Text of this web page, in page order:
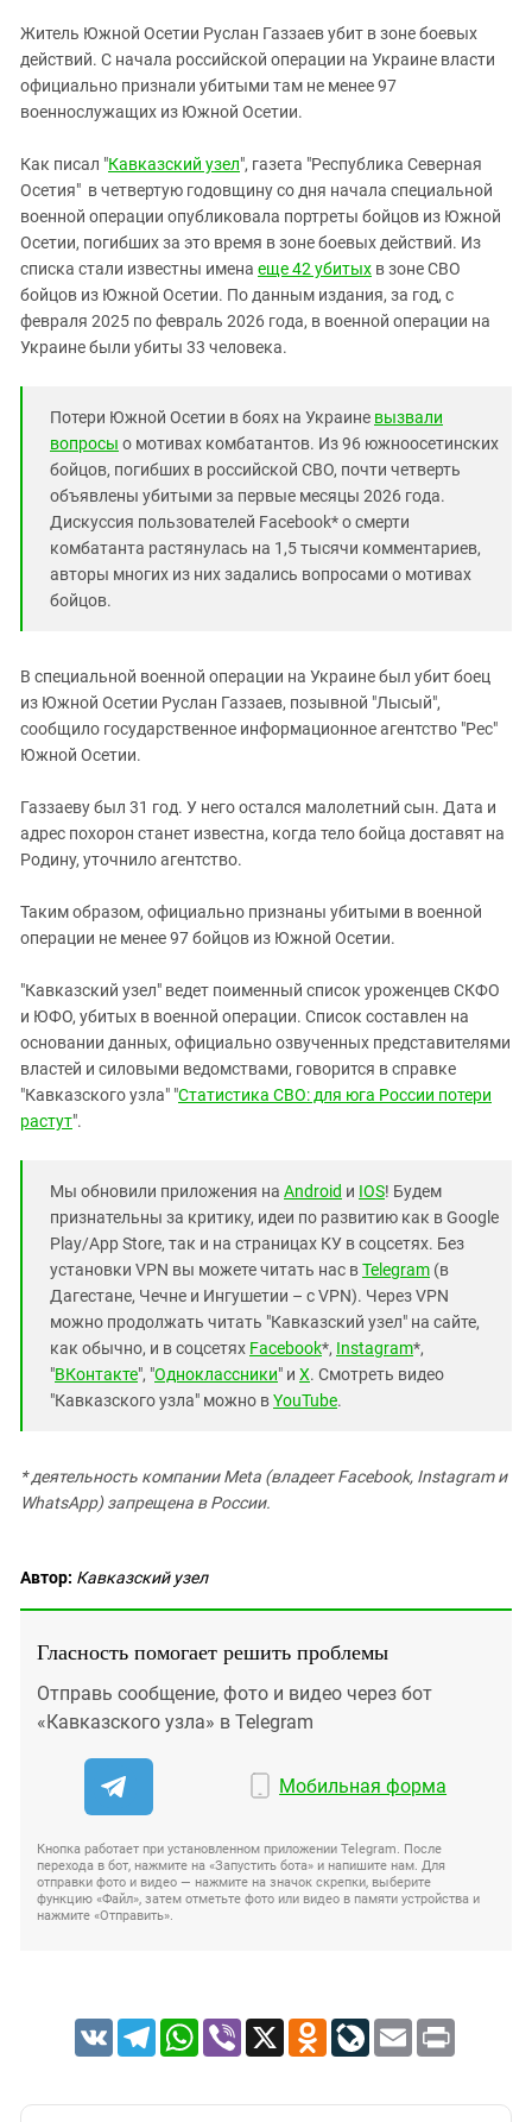
КАВКАЗ ЗА ПАЛЕСТИНУ
ИНАКОМЫСЛИЕ В ЧЕЧНЕ
ПРЕСЛЕДОВАНИЕ АКТИВИСТОВ
МОБИЛИЗАЦИЯ И ПРОТЕСТЫ
Ингушетия
Кабардино-Балкария
Карачаево-Черкесия
Краснодарский край
Нагорный Карабах
Российская Федерация
Ростовская область
Северная Осетия - Алания
Ставропольский край
Чечня
Южная Осетия
Южный Кавказ
ЮФО
Житель Южной Осетии Руслан Газзаев убит в зоне боевых
действий. С начала российской операции на Украине власти
официально признали убитыми там не менее 97
военнослужащих из Южной Осетии.
Как писал "Кавказский узел", газета "Республика Северная
Осетия" в четвертую годовщину со дня начала специальной
военной операции опубликовала портреты бойцов из Южной
Осетии, погибших за это время в зоне боевых действий. Из
списка стали известны имена еще 42 убитых в зоне СВО
бойцов из Южной Осетии. По данным издания, за год, с
февраля 2025 по февраль 2026 года, в военной операции на
Украине были убиты 33 человека.
Потери Южной Осетии в боях на Украине вызвали
вопросы о мотивах комбатантов. Из 96 южноосетинских
бойцов, погибших в российской СВО, почти четверть
объявлены убитыми за первые месяцы 2026 года.
Дискуссия пользователей Facebook* о смерти
комбатанта растянулась на 1,5 тысячи комментариев,
авторы многих из них задались вопросами о мотивах
бойцов.
В специальной военной операции на Украине был убит боец
из Южной Осетии Руслан Газзаев, позывной "Лысый",
сообщило государственное информационное агентство "Рес"
Южной Осетии.
Газзаеву был 31 год. У него остался малолетний сын. Дата и
адрес похорон станет известна, когда тело бойца доставят на
Родину, уточнило агентство.
Таким образом, официально признаны убитыми в военной
операции не менее 97 бойцов из Южной Осетии.
"Кавказский узел" ведет поименный список уроженцев СКФО
и ЮФО, убитых в военной операции. Список составлен на
основании данных, официально озвученных представителями
властей и силовыми ведомствами, говорится в справке
"Кавказского узла" "Статистика СВО: для юга России потери
растут".
Мы обновили приложения на Android и IOS! Будем
признательны за критику, идеи по развитию как в Google
Play/App Store, так и на страницах КУ в соцсетях. Без
установки VPN вы можете читать нас вTelegram (в
Дагестане, Чечне и Ингушетии – с VPN). Через VPN
можно продолжать читать "Кавказский узел" на сайте,
как обычно, и в соцсетях Facebook*, Instagram*,
"ВКонтакте", "Одноклассники" и X. Смотреть видео
"Кавказского узла" можно вYouTube.
* деятельность компании Meta (владеет Facebook, Instagram и
WhatsApp) запрещена в России.
Автор: Кавказский узел
Гласность помогает решить проблемы
Отправь сообщение, фото и видео через бот
«Кавказского узла» в Telegram
Мобильная форма
Кнопка работает при установленном приложении Telegram. После
перехода в бот, нажмите на «Запустить бота» и напишите нам. Для
отправки фото и видео — нажмите на значок скрепки, выберите
функцию «Файл», затем отметьте фото или видео в памяти устройства и
нажмите «Отправить».
VK TelegramWhatsApp
Viber X Odnoklassniki
LiveJournal
Email Print